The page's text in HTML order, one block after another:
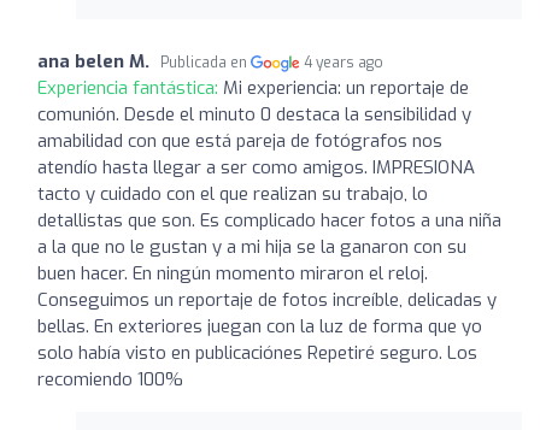
ana belen M. Publicada en 4 years ago
Experiencia fantástica: Mi experiencia: un reportaje de
comunión. Desde el minuto 0 destaca la sensibilidad y
amabilidad con que está pareja de fotógrafos nos
atendío hasta llegar a ser como amigos. IMPRESIONA
tacto y cuidado con el que realizan su trabajo, lo
detallistas que son. Es complicado hacer fotos a una niña
a la que no le gustan y a mi hija se la ganaron con su
buen hacer. En ningún momento miraron el reloj.
Conseguimos un reportaje de fotos increíble, delicadas y
bellas. En exteriores juegan con la luz de forma que yo
solo había visto en publicaciónes Repetiré seguro. Los
recomiendo 100%